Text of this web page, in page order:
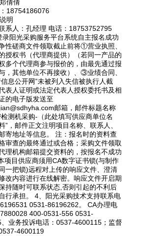
倩倩
18754186076
明
人：孔经理 电话：18753752795
录阳光采购服务平台系统自主报名成功
性磋商文件领取截止前将①营业执照、
授权书（代理商提供）（若同一产品的
多个代理商参与报价的，由最先通过报
，其他单位不再接收）、③业绩合同、
息公开网”未被列入失信被执行人截
表人证明或法定代表人授权委托书及相
的电子版发送至
邮箱，邮件标题名称
测机采购-（此处填写供应商单位名
”，邮件正文注明项目名称、联系人、
寄地址等信息。 注：报名时的资料查
审查的最终通过或合格；采购文件领取
理机构邮箱提交资料的，按报名不成功
项目供应商须用CA数字证书锁(与制作
一把锁)远程对上传的响应文件、澄清
改内容进行在线解密。响应文件开启期
持随时可联系状态,否则引起的不利后
行承担。 4、阳光采购技术支持联系电
0531-86196262。 CA办理电
400-0531-556 0531-
业务投诉电话：0537-4600115；监督
4600119